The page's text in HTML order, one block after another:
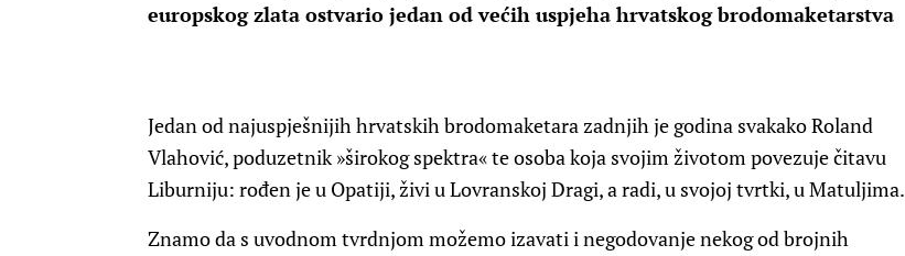
europskog zlata ostvario jedan od većih uspjeha hrvatskog brodomaketarstva
Jedan od najuspješnijih hrvatskih brodomaketara zadnjih je godina svakako Roland
Vlahović, poduzetnik »širokog spektra« te osoba koja svojim životom povezuje čitavu
Liburniju: rođen je u Opatiji, živi u Lovranskoj Dragi, a radi, u svojoj tvrtki, u Matuljima.
Znamo da s uvodnom tvrdnjom možemo izavati i negodovanje nekog od brojnih